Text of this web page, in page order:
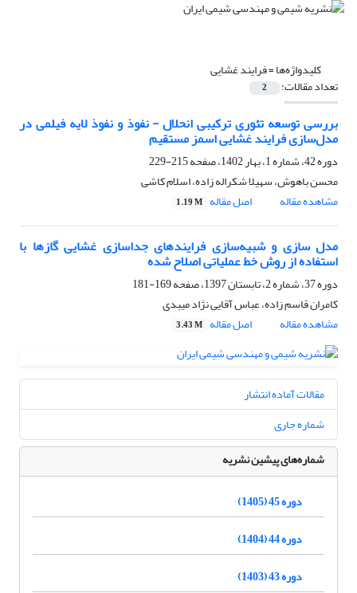
کلیدواژه‌ها =فرایند غشایی
تعداد مقالات: 2
بررسی توسعه تئوری ترکیبی انحلال - نفوذ و نفوذ لایه فیلمی در
مدل‌سازی فرایند غشایی اسمز مستقیم
دوره 42، شماره 1، بهار 1402، صفحه
215-229
محسن باهوش، سهیلا شکراله زاده، اسلام کاشی
مشاهده مقاله
اصل مقاله 1.19 M
مدل سازی و شبیه‌سازی فرایندهای جداسازی غشایی گازها با
استفاده از روش خط عملیاتی اصلاح شده
دوره 37، شماره 2، تابستان 1397، صفحه
169-181
کامران قاسم زاده، عباس آقایی نژاد میبدی
مشاهده مقاله
اصل مقاله 3.43 M
مقالات آماده انتشار
شماره جاری
شماره‌های پیشین نشریه
دوره 45 (1405)
دوره 44 (1404)
دوره 43 (1403)